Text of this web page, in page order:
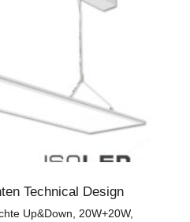
Technical Design
Up&Down, 20W+20W,